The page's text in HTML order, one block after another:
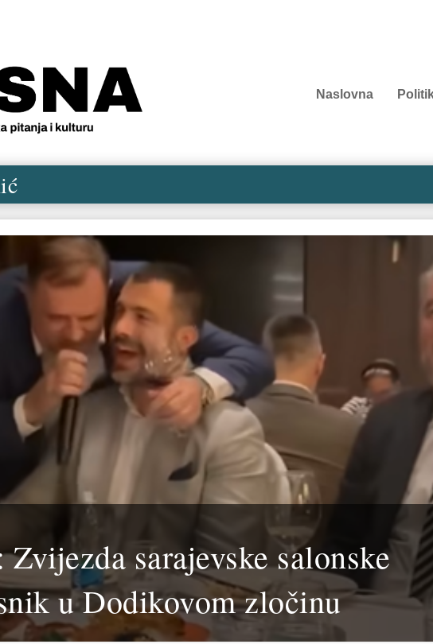
Naslovna
sarajevske salonske
u Dodikovom zločinu